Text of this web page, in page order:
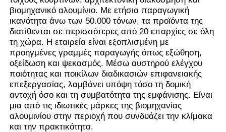
Ποιοτικός έλεγχος
Επικοινωνήστε μαζί μας
Ειδήσεις
Ζητήστε μια προσφορά
μπορεί να εμποδίσει αποτελεσματικά
τη μεταφορά θερμότητας. Όταν
συνδυάζεται με ταινίες
στεγανοποίησης, μπορεί να
ενισχύσει τη μόνωση και την
αεροστεγανότητα των θυρών και των
παραθύρων, πληρώντας τις
απαιτήσεις της εξοικονόμησης
ενέργειας των κτιρίων.
βιομηχανικό αλουμίνιο. Με ετήσια παραγωγική
ικανότητα άνω των 50.000 τόνων, τα προϊόντα της
διατίθενται σε περισσότερες από 20 επαρχίες σε όλη
τη χώρα. Η εταιρεία είναι εξοπλισμένη με
προηγμένες γραμμές παραγωγής όπως εξώθηση,
οξείδωση και ψεκασμός. Μέσω αυστηρού ελέγχου
ποιότητας και ποικίλων διαδικασιών επιφανειακής
επεξεργασίας, λαμβάνει υπόψη τόσο τη δομική
αντοχή όσο και τη συμβατότητα της εμφάνισης. Είναι
μια από τις ιδιωτικές μάρκες της βιομηχανίας
αλουμινίου στην περιοχή που συνδυάζει την κλίμακα
και την πρακτικότητα.